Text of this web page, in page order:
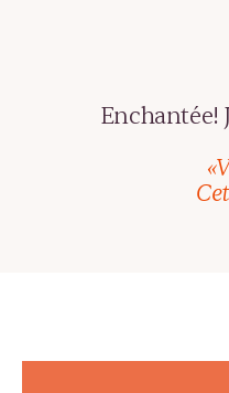
Enchantée!